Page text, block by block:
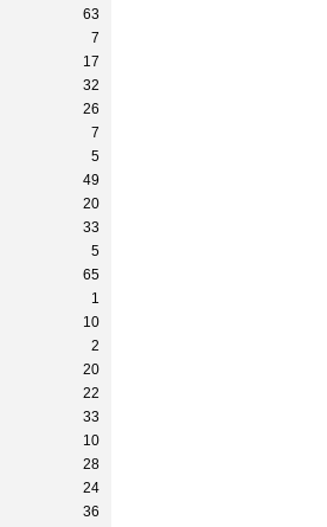
63
7
17
32
26
7
5
49
20
33
5
65
1
10
2
20
22
33
10
28
24
36